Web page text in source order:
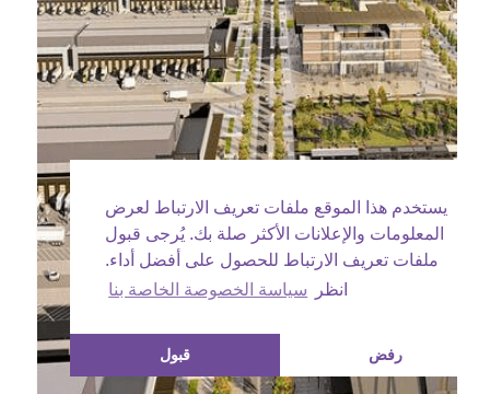
يستخدم هذا الموقع ملفات تعريف الارتباط لعرض
المعلومات والإعلانات الأكثر صلة بك. يُرجى قبول
ملفات تعريف الارتباط للحصول على أفضل أداء.
انظر
سياسة الخصوصة الخاصة بنا
رفض قبول